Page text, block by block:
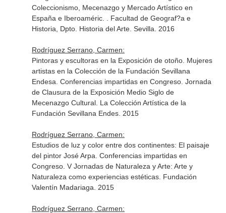
Coleccionismo, Mecenazgo y Mercado Artístico en
España e Iberoaméric. . Facultad de Geograf?a e
Historia, Dpto. Historia del Arte. Sevilla. 2016
Rodríguez Serrano, Carmen:
Pintoras y escultoras en la Exposición de otoño. Mujeres
artistas en la Colección de la Fundación Sevillana
Endesa. Conferencias impartidas en Congreso. Jornada
de Clausura de la Exposición Medio Siglo de
Mecenazgo Cultural. La Colección Artística de la
Fundación Sevillana Endes. 2015
Rodríguez Serrano, Carmen:
Estudios de luz y color entre dos continentes: El paisaje
del pintor José Arpa. Conferencias impartidas en
Congreso. V Jornadas de Naturaleza y Arte: Arte y
Naturaleza como experiencias estéticas. Fundación
Valentín Madariaga. 2015
Rodríguez Serrano, Carmen: